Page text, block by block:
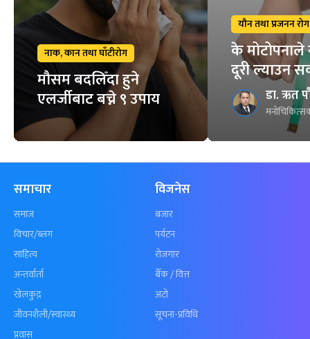
नाक, कान तथा घाँटीरोग
मौसम बदलिँदा हुने
एलर्जीबाट बच्ने ९ उपाय
यौन तथा प्रजनन रोग
के मोटोपनाले
दूरी ल्याउन
डा. ऋत
समाचार
समाज
विचार/ब्लग
साहित्य
अन्तर्वार्ता
खेलकुद़़
जीवनशैली/स्वास्थ्य
प्रवास
विजनेस
बजार
पर्यटन
रोजगार
बैँक / वित्त
अटो
सूचना-प्रविधि